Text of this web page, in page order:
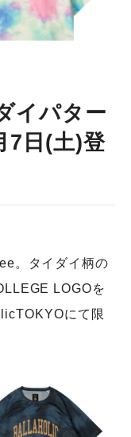
イパター
7日(土)登
。タイダイ柄の
LOGOを
にて限